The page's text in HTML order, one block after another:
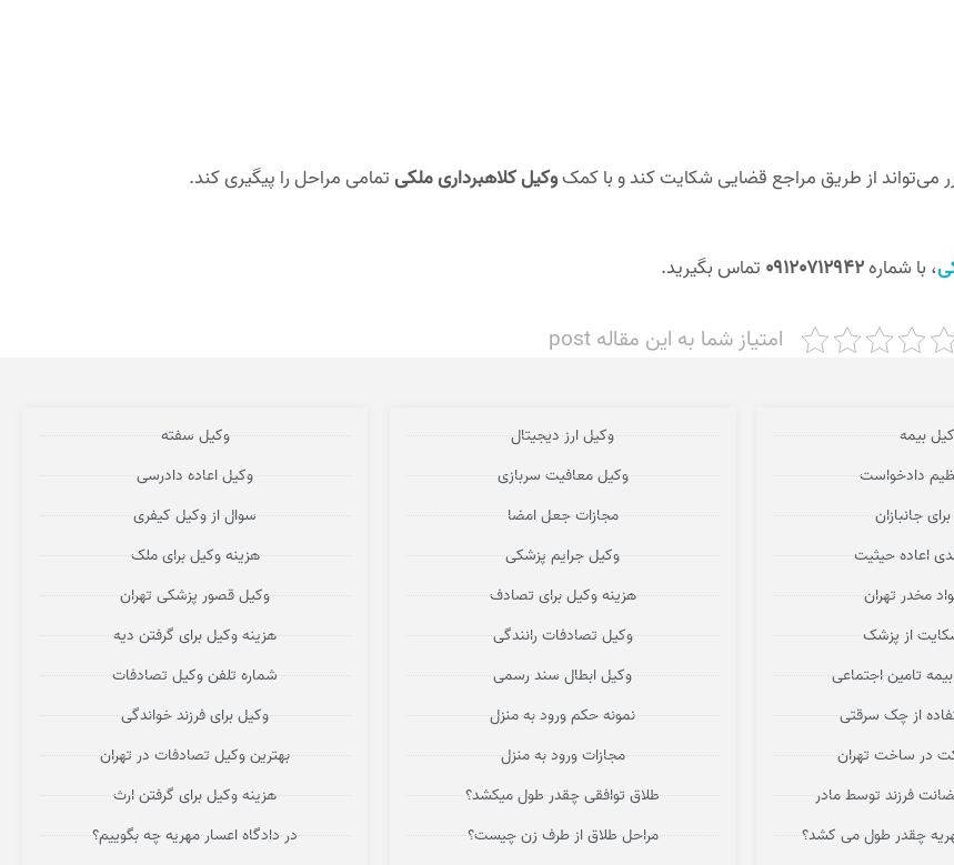
از طریق مراجع قضایی شکایت کند و با کمکوکیل کلاهبرداری ملکیتمامی مراحل را پیگیری کند.
، با شماره09120712942 تماس بگیرید.
امتیاز شما به این مقاله post
بیمه
دادخواست
جانبازان
اعاده حیثیت
مخدر تهران
از پزشک
تامین اجتماعی
از چک سرقتی
در ساخت تهران
فرزند توسط مادر
چقدر طول می کشد؟
وکیل ارز دیجیتال
وکیل معافیت سربازی
مجازات جعل امضا
وکیل جرایم پزشکی
هزینه وکیل برای تصادف
وکیل تصادفات رانندگی
وکیل ابطال سند رسمی
نمونه حکم ورود به منزل
مجازات ورود به منزل
طلاق توافقی چقدر طول میکشد؟
مراحل طلاق از طرف زن چیست؟
وکیل سفته
وکیل اعاده دادرسی
سوال از وکیل کیفری
هزینه وکیل برای ملک
وکیل قصور پزشکی تهران
هزینه وکیل برای گرفتن دیه
شماره تلفن وکیل تصادفات
وکیل برای فرزند خواندگی
بهترین وکیل تصادفات در تهران
هزینه وکیل برای گرفتن ارث
در دادگاه اعسار مهریه چه بگوییم؟